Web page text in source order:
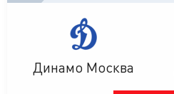
Динамо Москва